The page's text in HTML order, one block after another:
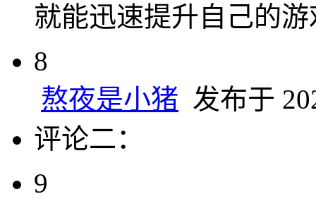
就能迅速提升自己的
8
熬夜是小猪 发布于
评论二：
9